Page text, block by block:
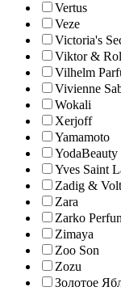
Vertus
Veze
Victoria's
Viktor &
Vilhelm
Vivienne
Wokali
Xerjoff
Yamamoto
YodaBeauty
Yves Saint
Zadig &
Zara
Zarko
Zimaya
Zoo Son
Zozu
Золотое